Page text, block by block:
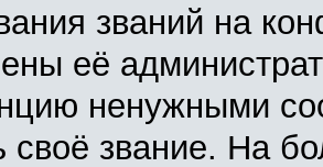
званий на
её
ненужными
своё звание. На